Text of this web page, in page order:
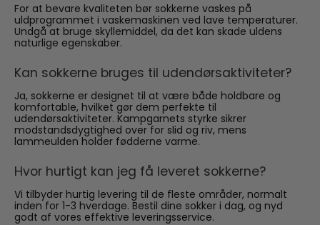
For at bevare kvaliteten bør sokkerne vaskes på
uldprogrammet i vaskemaskinen ved lave temperaturer.
Undgå at bruge skyllemiddel, da det kan skade uldens
naturlige egenskaber.
Kan sokkerne bruges til udendørsaktiviteter?
Ja, sokkerne er designet til at være både holdbare og
komfortable, hvilket gør dem perfekte til
udendørsaktiviteter. Kampgarnets styrke sikrer
modstandsdygtighed over for slid og riv, mens
lammeulden holder fødderne varme.
Hvor hurtigt kan jeg få leveret sokkerne?
Vi tilbyder hurtig levering til de fleste områder, normalt
inden for 1-3 hverdage. Bestil dine sokker i dag, og nyd
godt af vores effektive leveringsservice.